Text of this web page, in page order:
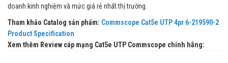
doanh kinh nghiệm và mức giá rẻ nhất thị trường.
Tham khảo Catalog sản phẩm: Commscope Cat5e UTP 4pr 6-219590-2
Product Specification
Xem thêm Review cáp mạng Cat5e UTP Commscope chính hãng: